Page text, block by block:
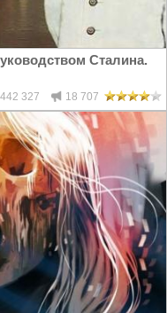
Сталина.
442 327 18 707